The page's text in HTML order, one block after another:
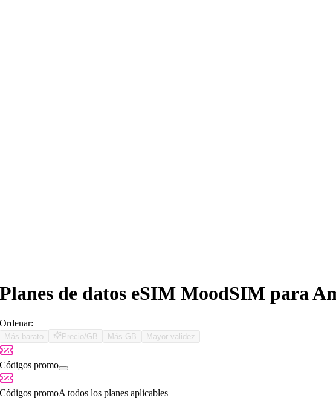
Planes de datos eSIM MoodSIM para
Ordenar:
Más barato Precio/GB Más GB Mayor validez
Códigos promo
Códigos promoA todos los planes aplicables